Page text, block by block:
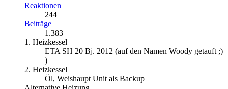
Reaktionen
244
Beiträge
1.383
1. Heizkessel
ETA SH 20 Bj. 2012 (auf den Namen Woody getauft ;)
)
2. Heizkessel
Öl, Weishaupt Unit als Backup